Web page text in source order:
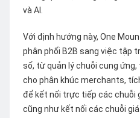
và AI.
Với định hướng này, One
phân phối B2B sang việc tập
số, từ quản lý chuỗi cung
cho phân khúc merchants,
để kết nối trực tiếp các chuỗi
cũng như kết nối các chuỗi